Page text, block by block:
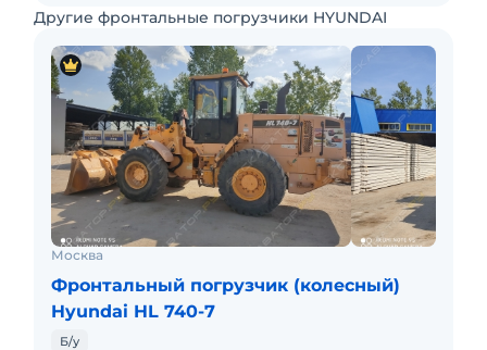
Другие фронтальные погрузчики HYUNDAI
Москва
Фронтальный погрузчик (колесный)
Hyundai HL 740-7
Б/у